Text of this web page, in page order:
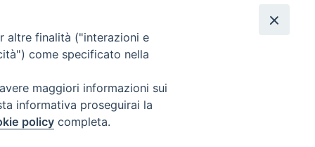
Abbonamento Singola
Copia Digitale
altre finalità ("interazioni e
come specificato nella
maggiori informazioni sui
informativa proseguirai la
policy completa.